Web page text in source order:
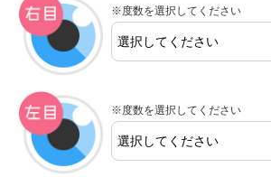
※度数を選択してください
※度数を選択してください